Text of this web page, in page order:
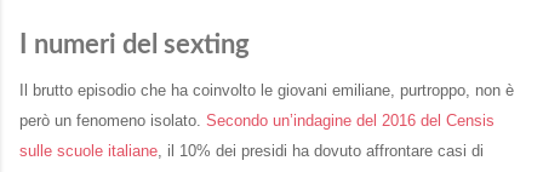
I numeri del sexting
Il brutto episodio che ha coinvolto le giovani emiliane, purtroppo, non è
però un fenomeno isolato. Secondo un’indagine del 2016 del Censis
sulle scuole italiane , il 10% dei presidi ha dovuto affrontare casi di